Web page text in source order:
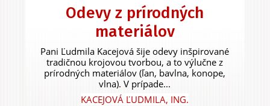
Odevy z prírodných
materiálov
Pani Ľudmila Kacejová šije odevy inšpirované
tradičnou krojovou tvorbou, a to výlučne z
prírodných materiálov (ľan, bavlna, konope,
vlna). V prípade...
KACEJOVÁ ĽUDMILA, ING.